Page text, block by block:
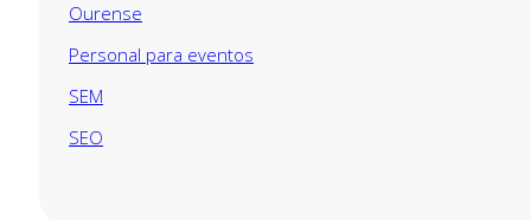
Ourense
Personal para eventos
SEM
SEO